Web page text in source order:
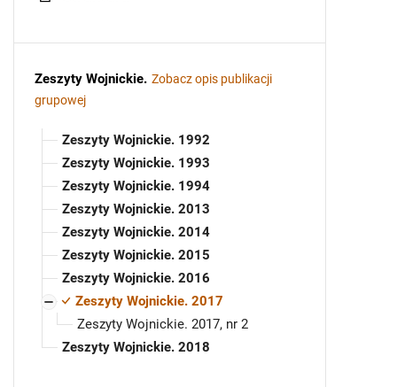
Zeszyty Wojnickie. Zobacz opis publikacji
grupowej
Zeszyty Wojnickie. 1992
Zeszyty Wojnickie. 1993
Zeszyty Wojnickie. 1994
Zeszyty Wojnickie. 2013
Zeszyty Wojnickie. 2014
Zeszyty Wojnickie. 2015
Zeszyty Wojnickie. 2016
Zeszyty Wojnickie. 2017
Zeszyty Wojnickie. 2017, nr 2
Zeszyty Wojnickie. 2018